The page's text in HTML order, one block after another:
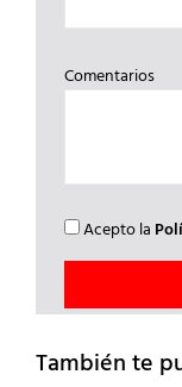
Comentarios
Acepto la
También te